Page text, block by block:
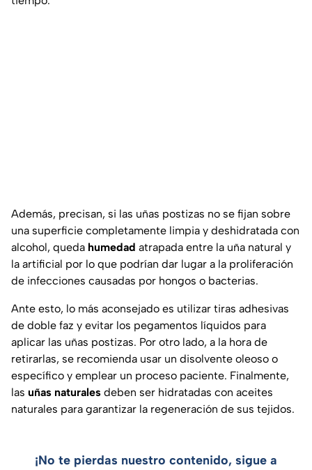
Además, precisan, si las uñas postizas no se fijan sobre
una superficie completamente limpia y deshidratada con
alcohol, queda humedad atrapada entre la uña natural y
la artificial por lo que podrían dar lugar a la proliferación
de infecciones causadas por hongos o bacterias.
Ante esto, lo más aconsejado es utilizar tiras adhesivas
de doble faz y evitar los pegamentos líquidos para
aplicar las uñas postizas. Por otro lado, a la hora de
retirarlas, se recomienda usar un disolvente oleoso o
específico y emplear un proceso paciente. Finalmente,
las uñas naturales deben ser hidratadas con aceites
naturales para garantizar la regeneración de sus tejidos.
¡No te pierdas nuestro contenido, sigue a